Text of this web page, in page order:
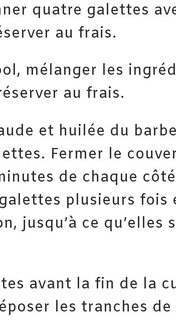
quatre galettes
au frais.
mélanger les
au frais.
et huilée du
Fermer le
de chaque
plusieurs fois
jusqu’à ce qu’elles
avant la fin de la
les tranches de